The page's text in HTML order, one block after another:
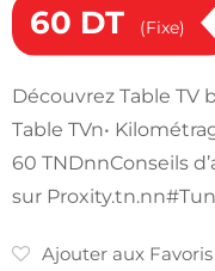
60 DT (Fixe)
Découvrez Table TV
Table TVn•
60 TNDnnConseils
sur
Ajouter aux Favoris